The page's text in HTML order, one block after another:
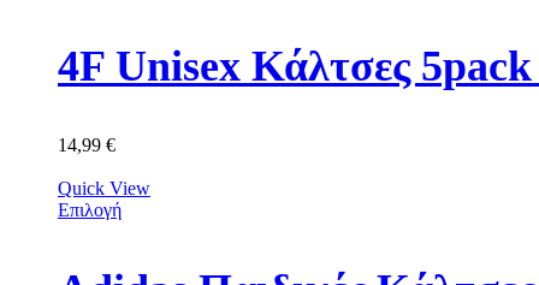
4F Unisex Κάλτσες
14,99 €
Quick View
Επιλογή